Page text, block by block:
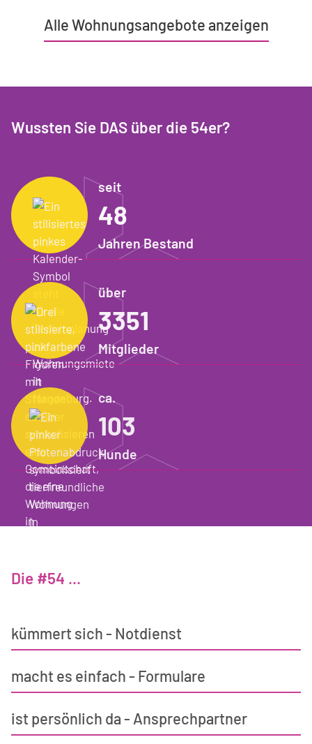
Alle Wohnungsangebote anzeigen
Wussten Sie DAS über die 54er?
seit
60
Jahren Bestand
über
4210
Mitglieder
ca.
130
Hunde
Die #54 ...
kümmert sich - Notdienst
macht es einfach - Formulare
ist persönlich da - Ansprechpartner